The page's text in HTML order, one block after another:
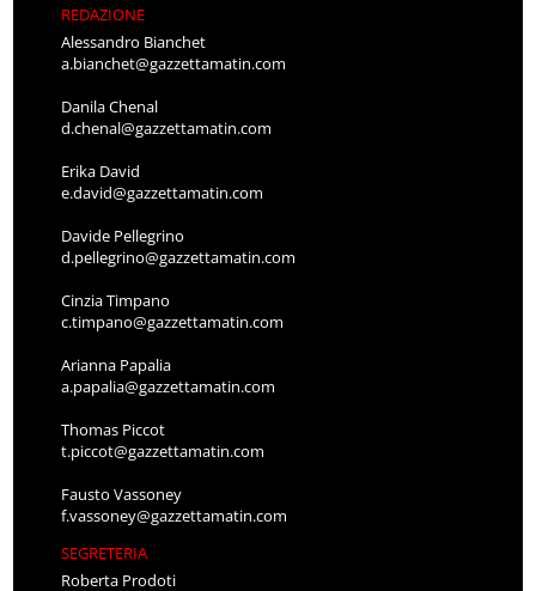
REDAZIONE
Alessandro Bianchet
a.bianchet@gazzettamatin.com
Danila Chenal
d.chenal@gazzettamatin.com
Erika David
e.david@gazzettamatin.com
Davide Pellegrino
d.pellegrino@gazzettamatin.com
Cinzia Timpano
c.timpano@gazzettamatin.com
Arianna Papalia
a.papalia@gazzettamatin.com
Thomas Piccot
t.piccot@gazzettamatin.com
Fausto Vassoney
f.vassoney@gazzettamatin.com
SEGRETERIA
Roberta Prodoti